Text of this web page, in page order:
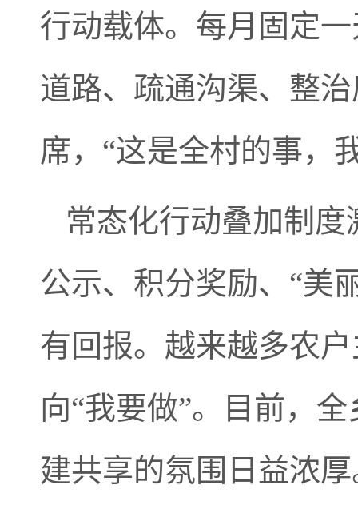
行动载体。每月固定
道路、疏通沟渠、整
席，“这是全村的事，
常态化行动叠加制
公示、积分奖励、“美
有回报。越来越多农
向“我要做”。目前，
建共享的氛围日益浓